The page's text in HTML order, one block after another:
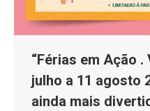
“Férias em Ação .
julho a 11 agosto
ainda mais